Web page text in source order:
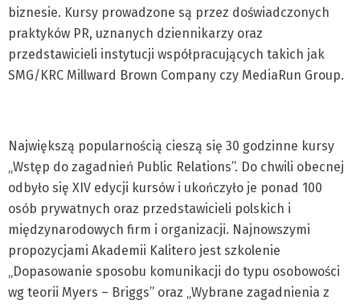
biznesie. Kursy prowadzone są przez doświadczonych
praktyków PR, uznanych dziennikarzy oraz
przedstawicieli instytucji współpracujących takich jak
SMG/KRC Millward Brown Company czy MediaRun Group.
Największą popularnością cieszą się 30 godzinne kursy
„Wstęp do zagadnień Public Relations”. Do chwili obecnej
odbyło się XIV edycji kursów i ukończyło je ponad 100
osób prywatnych oraz przedstawicieli polskich i
międzynarodowych firm i organizacji. Najnowszymi
propozycjami Akademii Kalitero jest szkolenie
„Dopasowanie sposobu komunikacji do typu osobowości
wg teorii Myers – Briggs” oraz „Wybrane zagadnienia z